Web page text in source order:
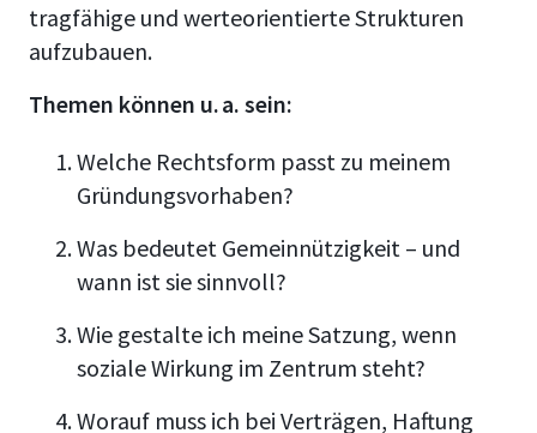
tragfähige und werteorientierte Strukturen
aufzubauen.
Themen können u. a. sein:
Welche Rechtsform passt zu meinem
Gründungsvorhaben?
Was bedeutet Gemeinnützigkeit – und
wann ist sie sinnvoll?
Wie gestalte ich meine Satzung, wenn
soziale Wirkung im Zentrum steht?
Worauf muss ich bei Verträgen, Haftung